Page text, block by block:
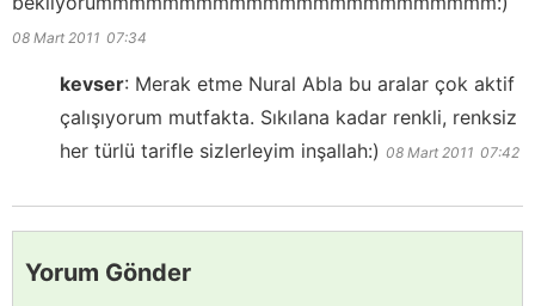
08 Mart 2011 07:34
kevser: Merak etme Nural Abla bu aralar çok aktif
çalışıyorum mutfakta. Sıkılana kadar renkli, renksiz
her türlü tarifle sizlerleyim inşallah:) 08 Mart 2011 07:42
Yorum Gönder